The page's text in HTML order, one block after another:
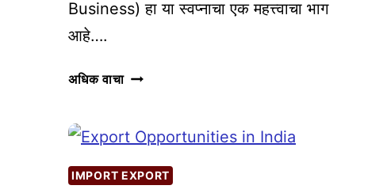
Business) हा या स्वप्नाचा एक महत्त्वाचा भाग
आहे….
अधिक वाचानिर्यात
क्षितिज:
वापरून
IMPORT EXPORT